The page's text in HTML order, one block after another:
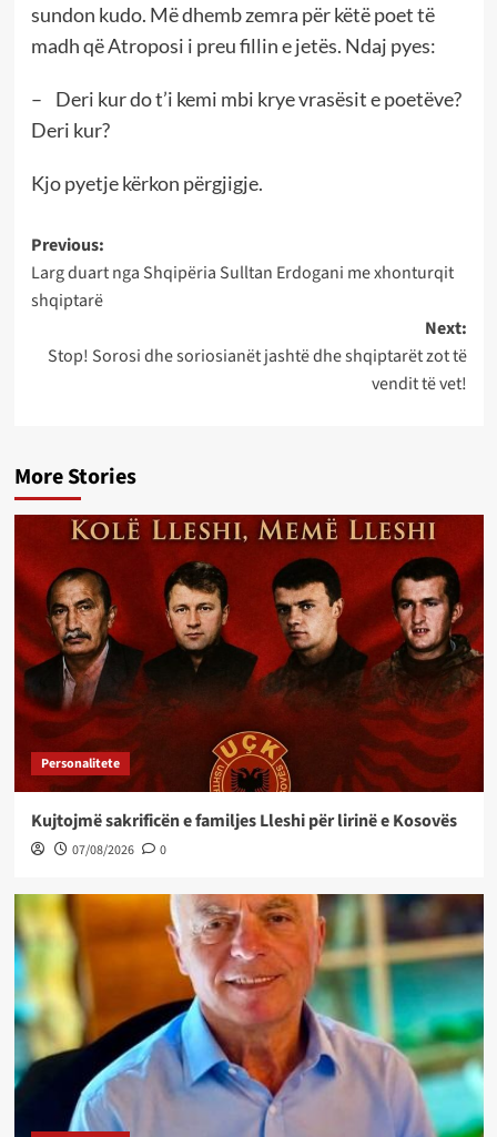
sundon kudo. Më dhemb zemra për këtë poet të
madh që Atroposi i preu fillin e jetës. Ndaj pyes:
– Deri kur do t’i kemi mbi krye vrasësit e poetëve?
Deri kur?
Kjo pyetje kërkon përgjigje.
Post
navigation
Previous:
Larg duart nga Shqipëria Sulltan Erdogani me xhonturqit
shqiptarë
Next:
Stop! Sorosi dhe soriosianët jashtë dhe shqiptarët zot të
vendit të vet!
More Stories
Personalitete
Kujtojmë sakrificën e familjes Lleshi për lirinë e Kosovës
07/08/2026 0